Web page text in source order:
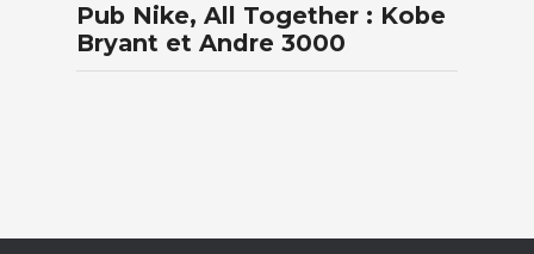
Pub Nike, All Together : Kobe
Bryant et Andre 3000